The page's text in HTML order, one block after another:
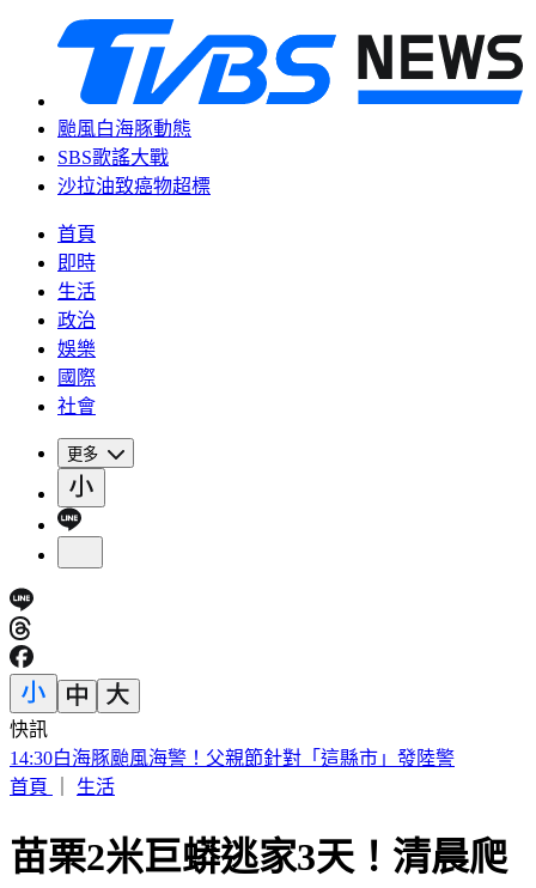
颱風白海豚動態
SBS歌謠大戰
沙拉油致癌物超標
首頁
即時
生活
政治
娛樂
國際
社會
更多
快訊
台股開盤漲逾400點後小翻黑 股后「川湖」亮燈漲停
首頁
生活
苗栗2米巨蟒逃家3天！清晨爬